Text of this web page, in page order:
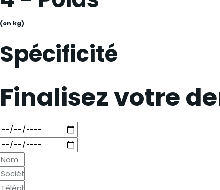
(en kg)
Spécificité
Finalisez votre